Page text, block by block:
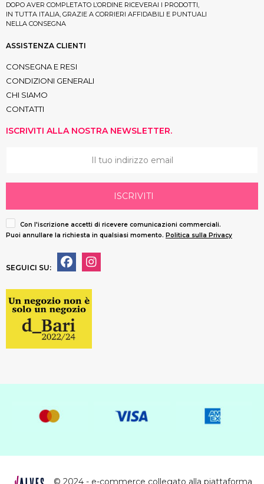
DOPO AVER COMPLETATO L’ORDINE RICEVERAI I PRODOTTI,
IN TUTTA ITALIA, GRAZIE A CORRIERI AFFIDABILI E PUNTUALI
NELLA CONSEGNA
ASSISTENZA CLIENTI
CONSEGNA E RESI
CONDIZIONI GENERALI
CHI SIAMO
CONTATTI
ISCRIVITI ALLA NOSTRA NEWSLETTER.
ISCRIVITI
Con l'iscrizione accetti di ricevere comunicazioni commerciali.
Puoi annullare la richiesta in qualsiasi momento. Politica sulla Privacy
SEGUICI SU:
© 2024 - e-commerce collegato alla piattaforma